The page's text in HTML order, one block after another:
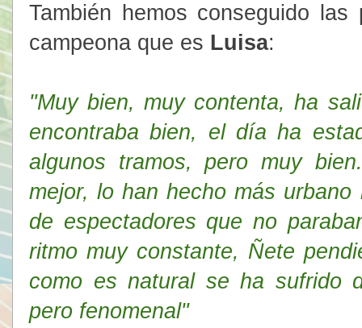
También hemos conseguido
campeona que es Luisa:
"Muy bien, muy contenta, ha
encontraba bien, el día ha
algunos tramos, pero muy
mejor, lo han hecho más
de espectadores que no
ritmo muy constante, Ñete
como es natural se ha sufrido
pero fenomenal"